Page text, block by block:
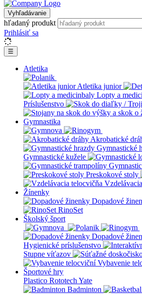
Vyhľadávanie
hľadaný produkt
Prihlásiť sa
☰
Atletika
Atletika junior
Lopty a
Príslušenstvo
Gymnastika
Akrobatické
Gymnastické
Gymnastické kužele
Preskokové stoly
Žínenky
Dopadové
RinoSet
Školský šport
Dopadové
Hygienické príslušenstvo
Stupne víťazov
Vybavenie
Športové hry
Plastico Rototech Yate
Badminton